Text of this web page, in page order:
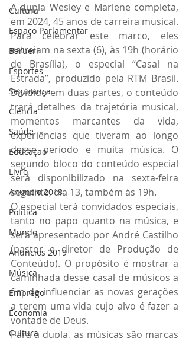
Cultura
Espaço Parlamentar
Barueri
Esportes
Segurança
Ciência
Saúde
Educação
Livro
Anuncio 2018
Politica
Mundo
Anuncios 2019
Música
Emprego
Economia
Cultura
A dupla Wesley e Marlene completa,
em 2024, 45 anos de carreira musical.
Para celebrar este marco, eles
estreiam na sexta (6), às 19h (horário
de Brasília), o especial “Casal na
Estrada”, produzido pela RTM Brasil.
Dividido em duas partes, o conteúdo
trará detalhes da trajetória musical,
momentos marcantes da vida,
experiências que tiveram ao longo
desse período e muita música. O
segundo bloco do conteúdo especial
será disponibilizado na sexta-feira
seguinte, dia 13, também às 19h.
O especial terá convidados especiais,
tanto no papo quanto na música, e
será apresentado por André Castilho
(pastor e diretor de Produção de
Conteúdo). O propósito é mostrar a
caminhada desse casal de músicos a
fim de influenciar as novas gerações
a terem uma vida cujo alvo é fazer a
vontade de Deus.
Para a dupla, as músicas são marcas